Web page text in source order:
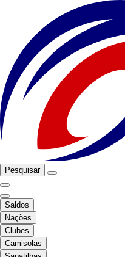
Pesquisar
Saldos
Nações
Clubes
Camisolas